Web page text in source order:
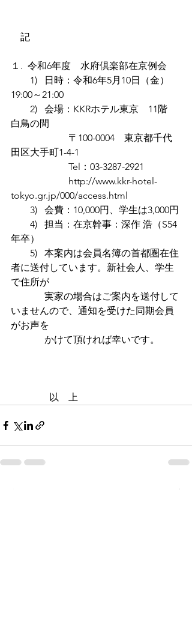
記
１.  令和6年度　水府倶楽部在京例会
1)   日時：令和6年5月10日（金）
19:00～21:00
2)   会場：KKRホテル東京　11階
白鳥の間
〒100-0004　東京都千代
田区大手町1-4-1
Tel：03-3287-2921
http://www.kkr-hotel-
tokyo.gr.jp/000/access.html
3)   会費：10,000円、学生は3,000円
4)   担当：在京幹事：深作 浩（S54
年卒）
5)   本案内は会員名簿の首都圏在住
者に送付しています。新社会人、学生
で住所が
実家の場合はご案内を送付して
いませんので、通知を受けた同期会員
がお声を
かけて頂ければ幸いです。
以　上
すべて表示